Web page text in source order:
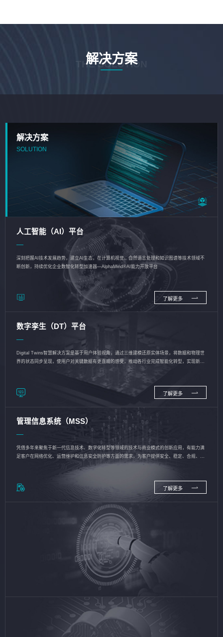
解决方案
THE SOLUTION
解决方案
SOLUTION
人工智能（AI）平台
深刻把握AI技术发展趋势，建立AI生态，在计算机视觉、自然语言处理和知识图谱等技术领域不
断创新，持续优化企业数智化转型加速器—AlphaMind®AI能力开放平台
了解更多
数字孪生（DT）平台
Digital Twins智慧解决方案是基于用户体验视角，通过三维建模还原实体场景，将数据和物理世
界的状态同步呈现，使用户对关键数据有更直观的感受，推动各行业完成智能化转型，实现新旧
了解更多
管理信息系统（MSS）
凭借多年来聚焦于新一代信息技术、数字化转型等领域的技术与商业模式的创新应用，有能力满
足客户在网络优化、运营维护和信息安全防护等方面的需求，为客户提供安全、稳定、合规、持
了解更多